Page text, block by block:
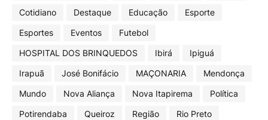
Cotidiano
Destaque Educação
Esporte
Esportes
Eventos
Futebol
HOSPITAL DOS BRINQUEDOS
Ibirá
Ipiguá
Irapuã
José Bonifácio MAÇONARIA
Mendonça
Mundo
Nova Aliança Nova Itapirema
Política
Potirendaba
Queiroz Região
Rio Preto